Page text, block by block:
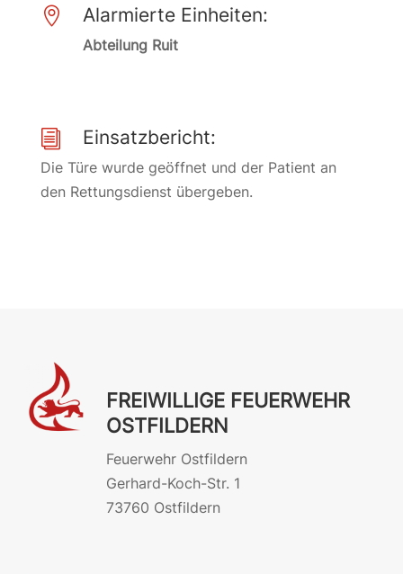
 Alarmierte Einheiten:
Abteilung Ruit
i Einsatzbericht:
Die Türe wurde geöffnet und der Patient an
den Rettungsdienst übergeben.
FREIWILLIGE FEUERWEHR
OSTFILDERN
Feuerwehr Ostfildern
Gerhard-Koch-Str. 1
73760 Ostfildern